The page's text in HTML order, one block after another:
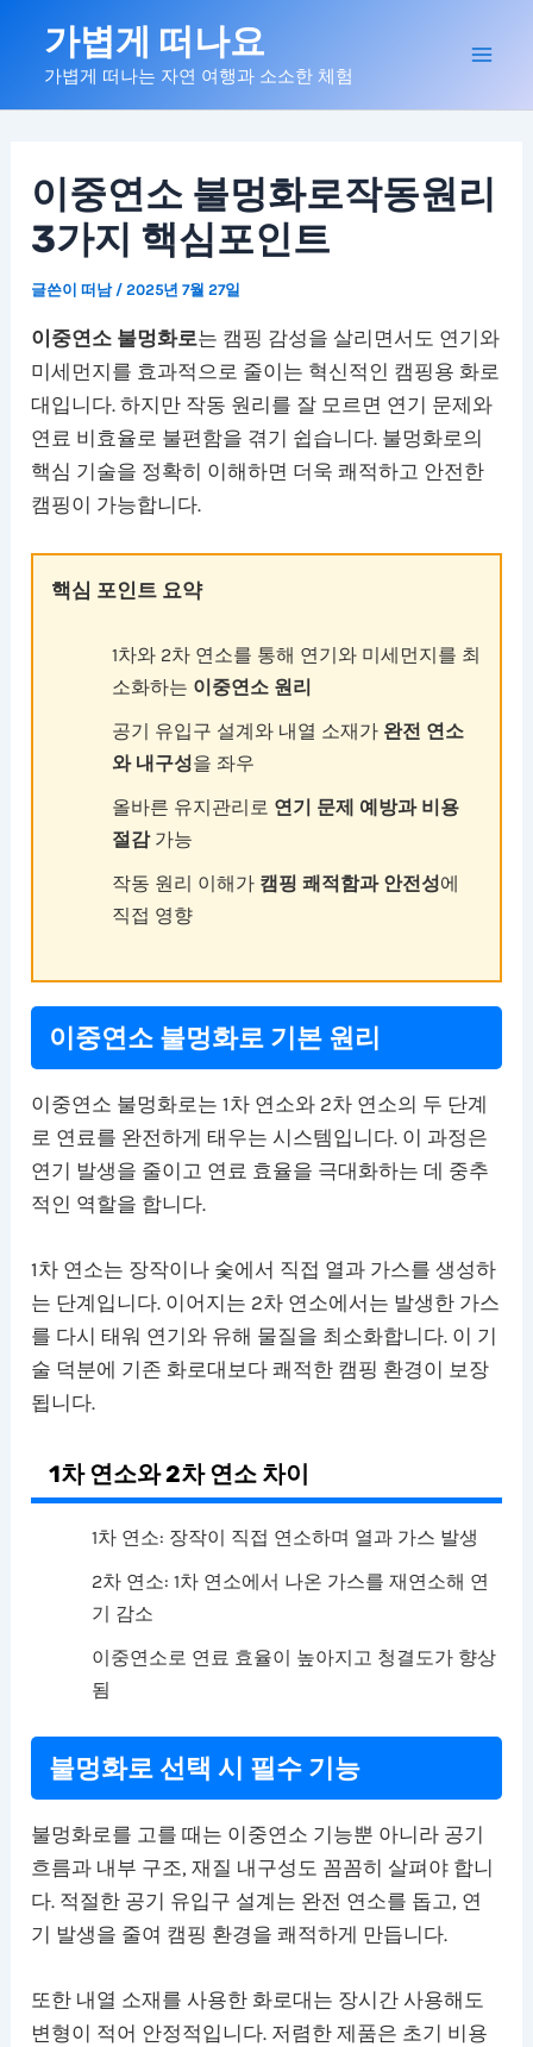
로
가볍게 떠나요
가볍게 떠나는 자연 여행과 소소한 체험
이중연소 불멍화로작동원리
3가지 핵심포인트
글쓴이떠남 /2025년 7월 27일
이중연소 불멍화로는 캠핑 감성을 살리면서도 연기와
미세먼지를 효과적으로 줄이는 혁신적인 캠핑용 화로
대입니다. 하지만 작동 원리를 잘 모르면 연기 문제와
연료 비효율로 불편함을 겪기 쉽습니다. 불멍화로의
핵심 기술을 정확히 이해하면 더욱 쾌적하고 안전한
캠핑이 가능합니다.
핵심 포인트 요약
1차와 2차 연소를 통해 연기와 미세먼지를 최
소화하는 이중연소 원리
공기 유입구 설계와 내열 소재가 완전 연소
와 내구성을 좌우
올바른 유지관리로 연기 문제 예방과 비용
절감가능
작동 원리 이해가 캠핑 쾌적함과 안전성에
직접 영향
이중연소 불멍화로 기본 원리
이중연소 불멍화로는 1차 연소와 2차 연소의 두 단계
로 연료를 완전하게 태우는 시스템입니다. 이 과정은
연기 발생을 줄이고 연료 효율을 극대화하는 데 중추
적인 역할을 합니다.
1차 연소는 장작이나 숯에서 직접 열과 가스를 생성하
는 단계입니다. 이어지는 2차 연소에서는 발생한 가스
를 다시 태워 연기와 유해 물질을 최소화합니다. 이 기
술 덕분에 기존 화로대보다 쾌적한 캠핑 환경이 보장
됩니다.
1차 연소와 2차 연소 차이
1차 연소: 장작이 직접 연소하며 열과 가스 발생
2차 연소: 1차 연소에서 나온 가스를 재연소해 연
기 감소
이중연소로 연료 효율이 높아지고 청결도가 향상
됨
불멍화로 선택 시 필수 기능
불멍화로를 고를 때는 이중연소 기능뿐 아니라 공기
흐름과 내부 구조, 재질 내구성도 꼼꼼히 살펴야 합니
다. 적절한 공기 유입구 설계는 완전 연소를 돕고, 연
기 발생을 줄여 캠핑 환경을 쾌적하게 만듭니다.
또한 내열 소재를 사용한 화로대는 장시간 사용해도
변형이 적어 안정적입니다. 저렴한 제품은 초기 비용